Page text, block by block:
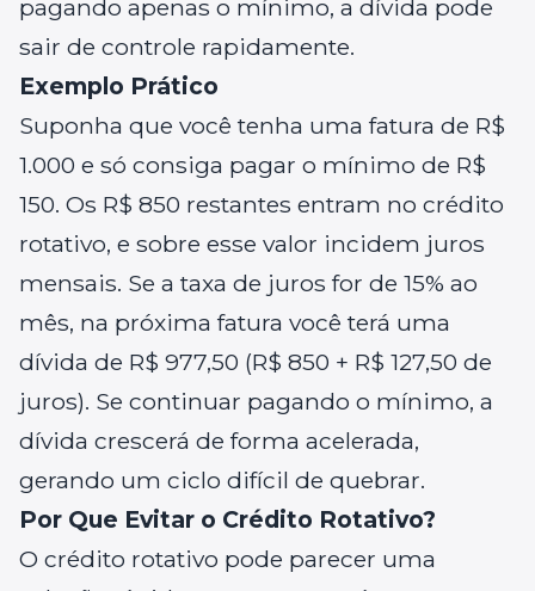
pagando apenas o mínimo, a dívida pode
sair de controle rapidamente.
Exemplo Prático
Suponha que você tenha uma fatura de R$
1.000 e só consiga pagar o mínimo de R$
150. Os R$ 850 restantes entram no crédito
rotativo, e sobre esse valor incidem juros
mensais. Se a taxa de juros for de 15% ao
mês, na próxima fatura você terá uma
dívida de R$ 977,50 (R$ 850 + R$ 127,50 de
juros). Se continuar pagando o mínimo, a
dívida crescerá de forma acelerada,
gerando um ciclo difícil de quebrar.
Por Que Evitar o Crédito Rotativo?
O crédito rotativo pode parecer uma